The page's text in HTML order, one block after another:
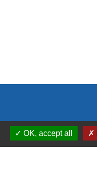
OK, accept all